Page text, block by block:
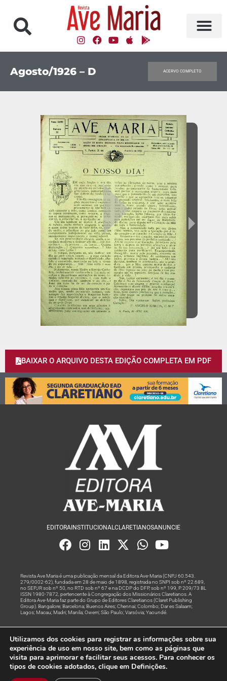
Agosto/1926 – D ACERVO COMPLETO
BAIXAR O ARQUIVO DESTA EDIÇÃO COMPLETA EM PDF
EDITORA INSTITUCIONALCLARETIANOSANUNCIE
Revista Ave Maria é uma publicação mensal da Editora Ave-Maria (CNPJ 60.543.
279/0002-62), fundada em 28 de maio de 1898, registrada no SNPI sob nº 22.689,
no SEPJR sob nº 50, no RTD sob nº 67 e na DCDP do DFP, sob nº 199, P. 209/73 BL
ISSN 1980-7872, pertencente à Congregação dos Missionários Claretianos. A
Editora Ave-Maria faz parte do Grupo de Editores Claretianos (Claret Publishing
Group). Bangalore; Barcelona; Buenos Aires; Chennai; Colombo; Dar es Salaam;
Lagos; Macau; Madri; Manila; Owerri; São Paulo; Varsóvia; Yaoundé.
Rede
© Todos os Direitos Reservados
Utilizamos dos cookies para registrar as informações sobre sua
experiência de uso em nosso site, bem como as páginas que
visita para aprimorar e facilitar seus acessos. Para conhecer os
tipos de cookies adotados, clique em Definições.